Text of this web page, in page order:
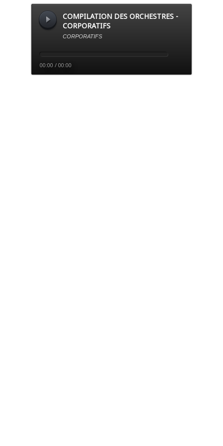
COMPILATION DES ORCHESTRES -
CORPORATIFS
CORPORATIFS
00:00 / 00:00